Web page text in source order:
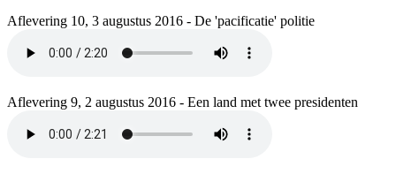
Aflevering 10, 3 augustus 2016 - De 'pacificatie' politie
Aflevering 9, 2 augustus 2016 - Een land met twee presidenten